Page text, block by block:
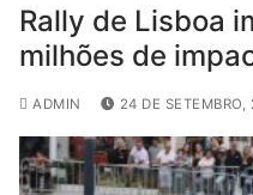
Rally de Lisboa
milhões de
ADMIN 24 DE SETEMBRO,